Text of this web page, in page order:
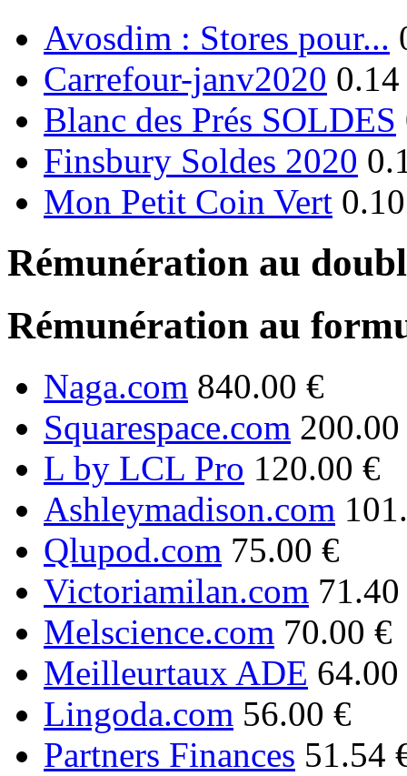
Avosdim : Stores pour...
Carrefour-janv2020
Blanc des Prés SOLDES
Finsbury Soldes 2020
Mon Petit Coin Vert
Rémunération au
Rémunération au
Naga.com 840.00 €
Squarespace.com
L by LCL Pro 120.00 €
Ashleymadison.com
Qlupod.com 75.00 €
Victoriamilan.com
Melscience.com 70.00 €
Meilleurtaux ADE 64.00
Lingoda.com 56.00 €
Partners Finances 51.54